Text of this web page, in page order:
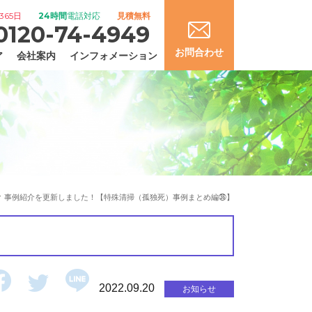
会社案内 インフォメーション お問合わせ
365日 24時間電話対応 見積無料
74-4949
事例紹介を更新しました！【特殊清掃（孤独死）事例まとめ編㊱】
2022.09.20 お知らせ